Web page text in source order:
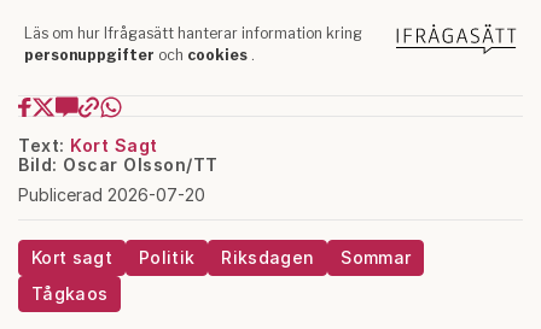
Text: Kort Sagt
Bild: Oscar Olsson/TT
Publicerad 2026-07-20
Kort sagt Politik Riksdagen
Sommar
Tågkaos